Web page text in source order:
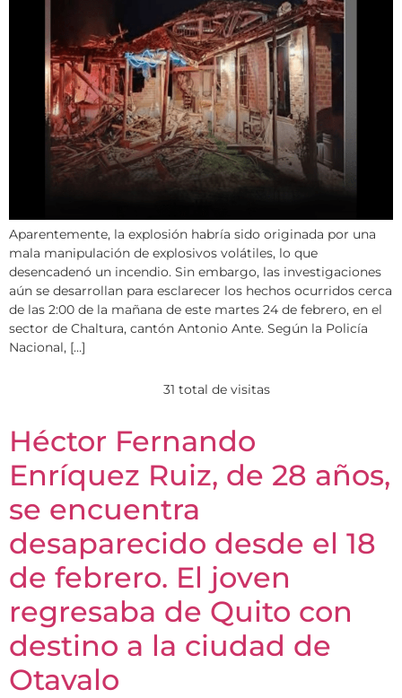
Aparentemente, la explosión habría sido originada por una
mala manipulación de explosivos volátiles, lo que
desencadenó un incendio. Sin embargo, las investigaciones
aún se desarrollan para esclarecer los hechos ocurridos cerca
de las 2:00 de la mañana de este martes 24 de febrero, en el
sector de Chaltura, cantón Antonio Ante. Según la Policía
Nacional, […]
31 total de visitas
Héctor Fernando
Enríquez Ruiz, de 28 años,
se encuentra
desaparecido desde el 18
de febrero. El joven
regresaba de Quito con
destino a la ciudad de
Otavalo